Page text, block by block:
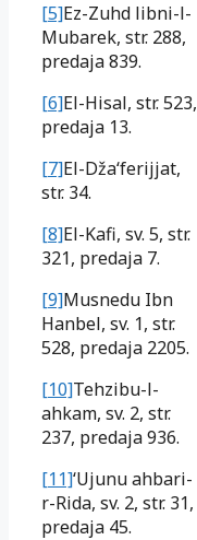
[5]Ez-Zuhd libni-l-
Mubarek, str. 288,
predaja 839.
[6]El-Hisal, str. 523,
predaja 13.
[7]El-Dža‘ferijjat,
str. 34.
[8]El-Kafi, sv. 5, str.
321, predaja 7.
[9]Musnedu Ibn
Hanbel, sv. 1, str.
528, predaja 2205.
[10]Tehzibu-l-
ahkam, sv. 2, str.
237, predaja 936.
[11]‘Ujunu ahbari-
r-Rida, sv. 2, str. 31,
predaja 45.